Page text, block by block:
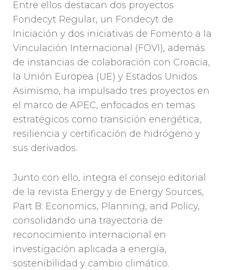
Entre ellos destacan dos proyectos
Fondecyt Regular, un Fondecyt de
Iniciación y dos iniciativas de Fomento a la
Vinculación Internacional (FOVI), además
de instancias de colaboración con Croacia,
la Unión Europea (UE) y Estados Unidos.
Asimismo, ha impulsado tres proyectos en
el marco de APEC, enfocados en temas
estratégicos como transición energética,
resiliencia y certificación de hidrógeno y
sus derivados.
Junto con ello, integra el consejo editorial
de la revista Energy y de Energy Sources,
Part B: Economics, Planning, and Policy,
consolidando una trayectoria de
reconocimiento internacional en
investigación aplicada a energía,
sostenibilidad y cambio climático.